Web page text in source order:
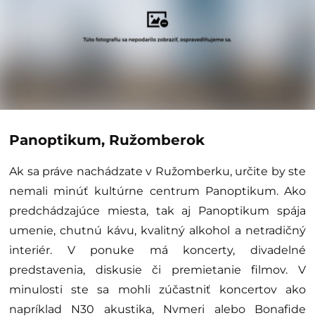
Panoptikum, Ružomberok
Ak sa práve nachádzate v Ružomberku, určite by ste
nemali minúť kultúrne centrum Panoptikum. Ako
predchádzajúce miesta, tak aj Panoptikum spája
umenie, chutnú kávu, kvalitný alkohol a netradičný
interiér. V ponuke má koncerty, divadelné
predstavenia, diskusie či premietanie filmov. V
minulosti ste sa mohli zúčastniť koncertov ako
napríklad N30 akustika, Nvmeri alebo Bonafide